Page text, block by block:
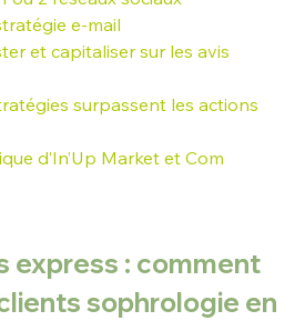
e-mail
et capitaliser sur les avis
surpassent les actions
d’In’Up Market et Com
express : comment
sophrologie en